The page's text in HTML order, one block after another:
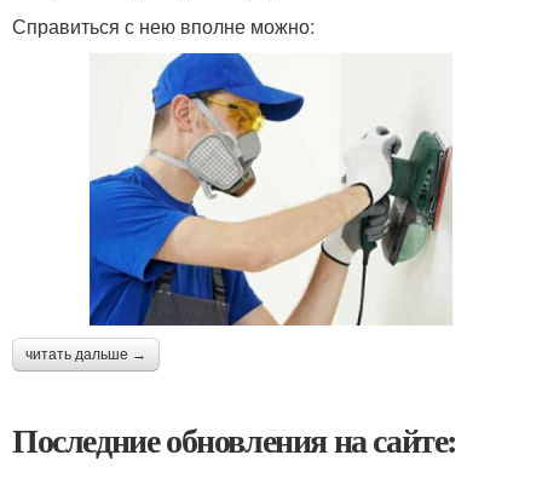
Справиться с нею вполне можно:
читать дальше →
Последние обновления на сайте: